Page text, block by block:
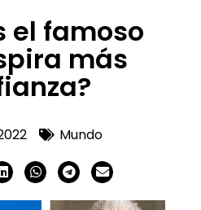
el famoso
más
Mundo